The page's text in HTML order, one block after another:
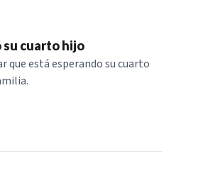
su cuarto hijo
que está esperando su cuarto